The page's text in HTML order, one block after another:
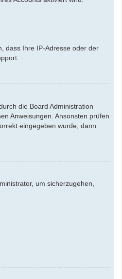
dass Ihre IP-Adresse oder der
die Board Administration
Anweisungen. Ansonsten prüfen
eingegeben wurde, dann
um sicherzugehen,